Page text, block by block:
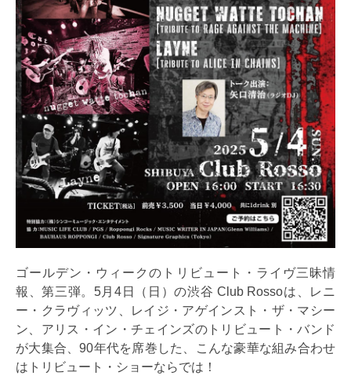
ゴールデン・ウィークのトリビュート・ライヴ三昧情
報、第三弾。5月4日（日）の渋谷 Club Rossoは、レニ
ー・クラヴィッツ、レイジ・アゲインスト・ザ・マシー
ン、アリス・イン・チェインズのトリビュート・バンド
が大集合、90年代を席巻した、こんな豪華な組み合わせ
はトリビュート・ショーならでは！